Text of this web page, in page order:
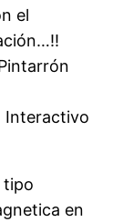
el
Interactivo
tipo
en